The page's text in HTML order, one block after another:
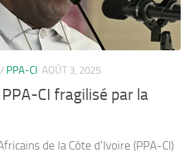
/ PPA-CI AOÛT 3, 2025
PPA-CI fragilisé par la
de la Côte d’Ivoire (PPA-CI)